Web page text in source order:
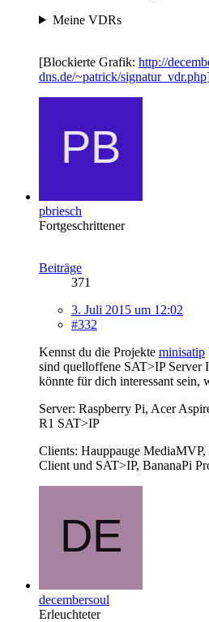
Meine VDRs
[Blockierte Grafik: http://
dns.de/~patrick/signatur_vdr.php
pbriesch
Fortgeschrittener
Beiträge
371
3. Juli 2015 um 12:02
#332
Kennst du die Projekte minisatip
sind quelloffene SAT>IP Server
könnte für dich interessant sein,
Server: Raspberry Pi, Acer
R1 SAT>IP
Clients: Hauppauge
Client und SAT>IP, BananaPi
decembersoul
Erleuchteter